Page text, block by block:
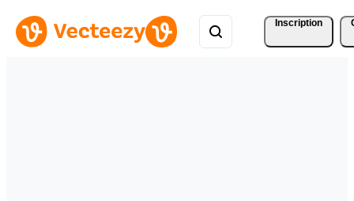
Inscription